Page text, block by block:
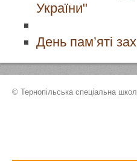
України"
День пам’яті
© Тернопільська спеціальна